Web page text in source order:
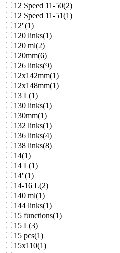
12 Speed 11-50(2)
12 Speed 11-51(1)
12''(1)
120 links(1)
120 ml(2)
120mm(6)
126 links(9)
12x142mm(1)
12x148mm(1)
13 L(1)
130 links(1)
130mm(1)
132 links(1)
136 links(4)
138 links(8)
14(1)
14 L(1)
14''(1)
14-16 L(2)
140 ml(1)
144 links(1)
15 functions(1)
15 L(3)
15 pcs(1)
15x110(1)